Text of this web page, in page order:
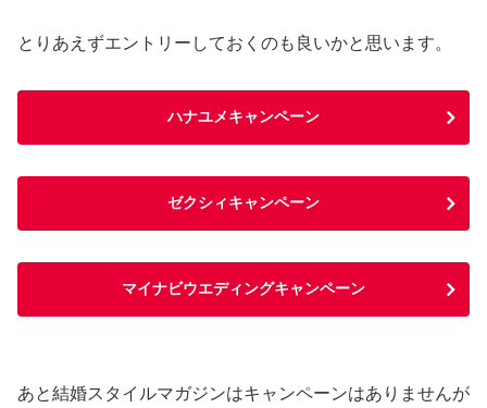
とりあえずエントリーしておくのも良いかと思います。
ハナユメキャンペーン
ゼクシィキャンペーン
マイナビウエディングキャンペーン
あと結婚スタイルマガジンはキャンペーンはありませんが